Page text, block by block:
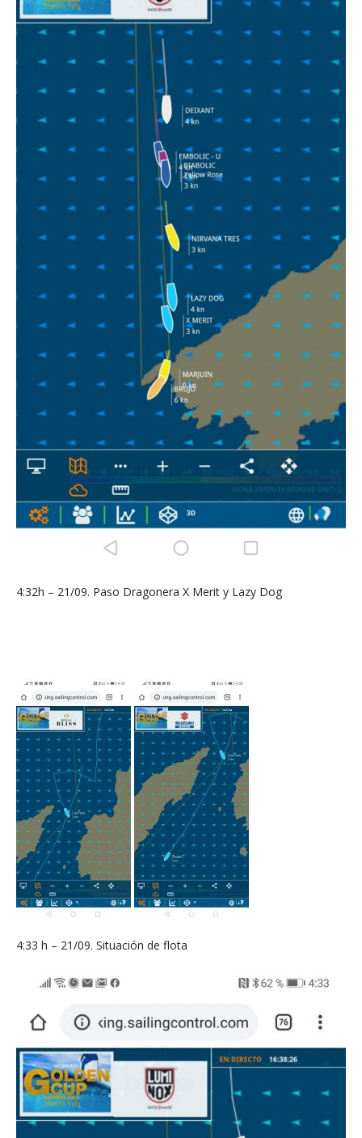
4:32h – 21/09. Paso Dragonera X Merit y Lazy Dog
4:33 h – 21/09. Situación de flota